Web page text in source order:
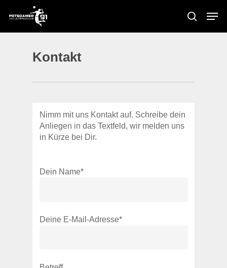
search
Kontakt
Nimm mit uns Kontakt auf. Schreibe dein
Anliegen in das Textfeld, wir melden uns
in Kürze bei Dir.
Dein Name*
Deine E-Mail-Adresse*